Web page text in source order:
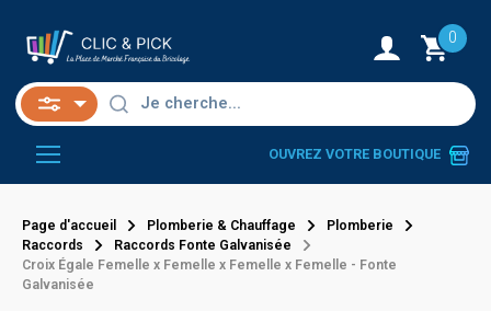
0
OUVREZ VOTRE BOUTIQUE
Page d'accueil Plomberie & Chauffage
Plomberie
Raccords
Raccords Fonte Galvanisée
Croix Égale Femelle x Femelle x Femelle x Femelle - Fonte
Galvanisée